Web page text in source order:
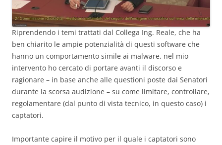
Riprendendo i temi trattati dal Collega Ing. Reale, che ha
ben chiarito le ampie potenzialità di questi software che
hanno un comportamento simile ai malware, nel mio
intervento ho cercato di portare avanti il discorso e
ragionare – in base anche alle questioni poste dai Senatori
durante la scorsa audizione – su come limitare, controllare,
regolamentare (dal punto di vista tecnico, in questo caso) i
captatori.
Importante capire il motivo per il quale i captatori sono